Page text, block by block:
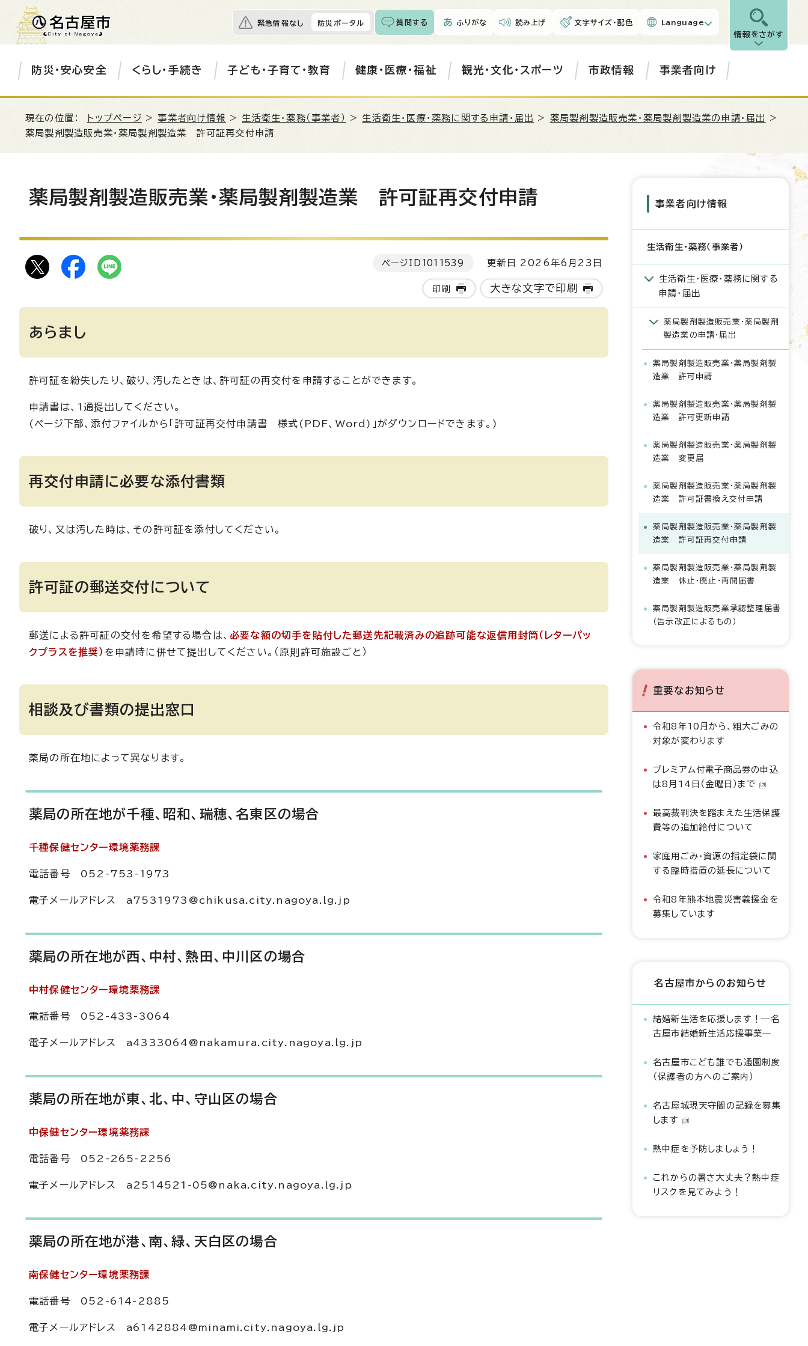
緊急情報なし 防災ポータル 質問する ふりがな 読み上げ 文字サイズ・配色 Language
情報をさがす
防災・安心安全 くらし・手続き 子ども・子育て・教育 健康・医療・福祉 観光・文化・スポーツ 市政情報 事業者向け
現在の位置： トップページ >事業者向け情報 > 生活衛生・薬務（事業者） > 生活衛生・医療・薬務に関する申請・届出 > 薬局製剤製造販売業・薬局製剤製造業の申請・届出
>
薬局製剤製造販売業・薬局製剤製造業 許可証再交付申請
薬局製剤製造販売業・薬局製剤製造業 許可証再交付申請
ページID 1011539 更新日 2026年6月23日
印刷 大きな文字で印刷
あらまし
許可証を紛失したり、破り、汚したときは、許可証の再交付を申請することができます。
申請書は、1通提出してください。
(ページ下部、添付ファイルから「許可証再交付申請書 様式(PDF、Word)」がダウンロードできます。)
再交付申請に必要な添付書類
破り、又は汚した時は、その許可証を添付してください。
許可証の郵送交付について
郵送による許可証の交付を希望する場合は、 必要な額の切手を貼付した郵送先記載済みの追跡可能な返信用封筒（レターパッ
クプラスを推奨） を申請時に併せて提出してください。（原則許可施設ごと）
相談及び書類の提出窓口
薬局の所在地によって異なります。
薬局の所在地が千種、昭和、瑞穂、名東区の場合
千種保健センター環境薬務課
電話番号 052-753-1973
電子メールアドレス a7531973@chikusa.city.nagoya.lg.jp
薬局の所在地が西、中村、熱田、中川区の場合
中村保健センター環境薬務課
電話番号 052-433-3064
電子メールアドレス a4333064@nakamura.city.nagoya.lg.jp
薬局の所在地が東、北、中、守山区の場合
中保健センター環境薬務課
電話番号 052-265-2256
電子メールアドレス a2514521-05@naka.city.nagoya.lg.jp
薬局の所在地が港、南、緑、天白区の場合
南保健センター環境薬務課
電話番号 052-614-2885
電子メールアドレス a6142884@minami.city.nagoya.lg.jp
事業者向け情報
生活衛生・薬務（事業者）
生活衛生・医療・薬務に関する
申請・届出
薬局製剤製造販売業・薬局製剤
製造業の申請・届出
薬局製剤製造販売業・薬局製剤製
造業 許可申請
薬局製剤製造販売業・薬局製剤製
造業 許可更新申請
薬局製剤製造販売業・薬局製剤製
造業 変更届
薬局製剤製造販売業・薬局製剤製
造業 許可証書換え交付申請
薬局製剤製造販売業・薬局製剤製
造業 許可証再交付申請
薬局製剤製造販売業・薬局製剤製
造業 休止・廃止・再開届書
薬局製剤製造販売業承認整理届書
（告示改正によるもの）
重要なお知らせ
令和8年10月から、粗大ごみの
対象が変わります
プレミアム付電子商品券の申込
は8月14日（金曜日）まで
最高裁判決を踏まえた生活保護
費等の追加給付について
家庭用ごみ・資源の指定袋に関
する臨時措置の延長について
令和8年熊本地震災害義援金を
募集しています
名古屋市からのお知らせ
結婚新生活を応援します！―名
古屋市結婚新生活応援事業―
名古屋市こども誰でも通園制度
（保護者の方へのご案内）
名古屋城現天守閣の記録を募集
します
熱中症を予防しましょう！
これからの暑さ大丈夫？熱中症
リスクを見てみよう！